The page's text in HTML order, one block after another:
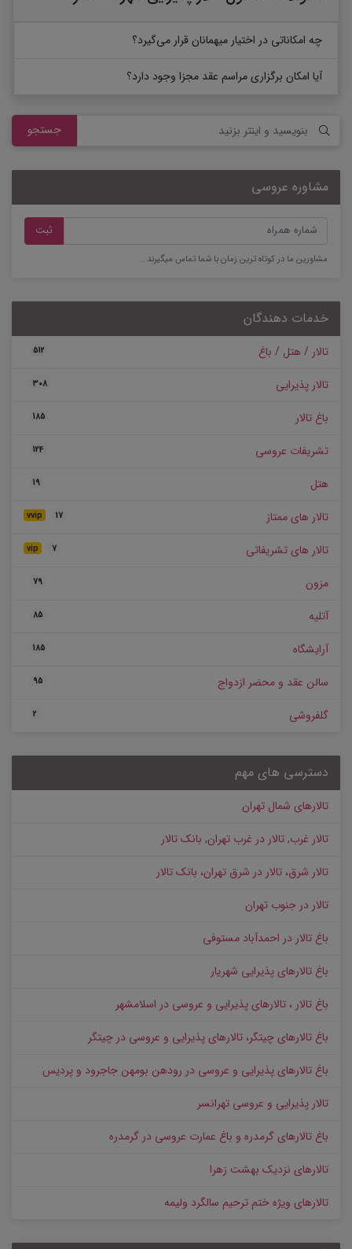
چه امکاناتی در اختیار میهمانان قرار می‌گیرد؟
آیا امکان برگزاری مراسم عقد مجزا وجود دارد؟
جستجو
مشاوره عروسی
ثبت
مشاورین ما در کوتاه ترین زمان با شما تماس میگیرند .
خدمات دهندگان
تالار / هتل / باغ 512
تالار پذیرایی 308
باغ تالار 185
تشریفات عروسی 124
هتل 19
تالار های ممتاز vvip 17
تالار های تشریفاتی vip 7
مزون 79
آتلیه 85
آرایشگاه 185
سالن عقد و محضر ازدواج 95
گلفروشی 2
دسترسی های مهم
تالارهای شمال تهران
تالار غرب, تالار در غرب تهران, بانک تالار
تالار شرق، تالار در شرق تهران، بانک تالار
تالار در جنوب تهران
باغ تالار در احمدآباد مستوفی
باغ تالارهای پذیرایی شهریار
باغ تالار ، تالارهای پذیرایی و عروسی در اسلامشهر
باغ تالارهای چیتگر، تالارهای پذیرایی و عروسی در چیتگر
باغ تالارهای پذیرایی و عروسی در رودهن بومهن جاجرود و پردیس
تالار پذیرایی و عروسی تهرانسر
باغ تالارهای گرمدره و باغ عمارت عروسی در گرمدره
تالارهای نزدیک بهشت زهرا
تالارهای ویژه ختم ترحیم سالگرد ولیمه